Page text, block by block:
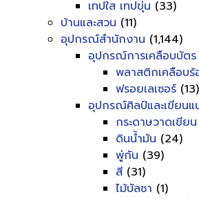
เทปใส เทปขุ่น (33)
บ้านและสวน (11)
อุปกรณ์สำนักงาน (1,144)
อุปกรณ์การเคลือบบัตร
พลาสติกเคลือบร้
ฟรอยเลเซอร์ (13)
อุปกรณ์ศิลป์และเขียนแ
กระดาษวาดเขีย
ดินน้ำมัน (24)
พู่กัน (39)
สี (31)
ไม้บัลชา (1)